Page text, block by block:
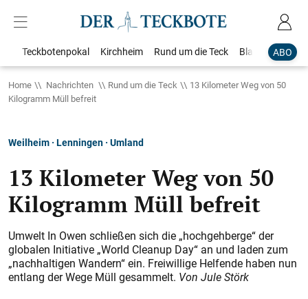
ABO
Teckbotenpokal Kirchheim Rund um die Teck Blaulicht
Home Nachrichten Rund um die Teck
13 Kilometer Weg von 50
Kilogramm Müll befreit
Weilheim · Lenningen · Umland
13 Kilometer Weg von 50
Kilogramm Müll befreit
Umwelt In Owen schließen sich die „hochgehberge“ der
globalen Initiative „World Cleanup Day“ an und laden zum
„nachhaltigen Wandern“ ein. Freiwillige Helfende haben nun
entlang der Wege Müll gesammelt. Von Jule Störk